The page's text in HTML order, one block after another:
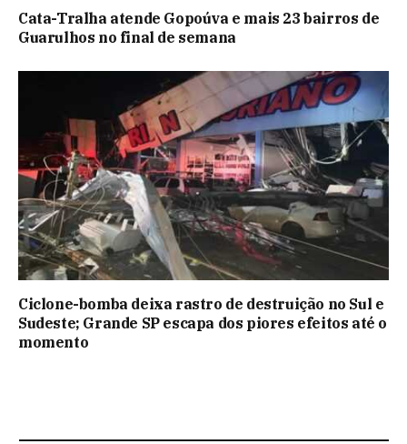
Cata-Tralha atende Gopoúva e mais 23 bairros de
Guarulhos no final de semana
Ciclone-bomba deixa rastro de destruição no Sul e
Sudeste; Grande SP escapa dos piores efeitos até o
momento